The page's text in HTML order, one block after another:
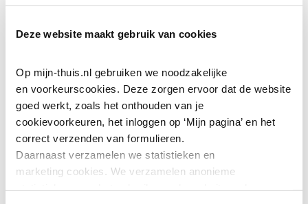
Deze website maakt gebruik van cookies
Op mijn-thuis.nl gebruiken we noodzakelijke
en voorkeurscookies. Deze zorgen ervoor dat de website
goed werkt, zoals het onthouden van je
cookievoorkeuren, het inloggen op ‘Mijn pagina’ en het
correct verzenden van formulieren.
Daarnaast verzamelen we statistieken en
marketing cookies. We verzamelen anonieme
huurders. Deze huurders wonen al 50 jaar bij ’thuis,
hen graag in het zonnetje met een gezellige feestdag.
De gasten werden warm ontvangen door collega’s van
Wonen. Daarna ging onze directeur-bestuurder Luc in
gesprek over het thema“Hoe bent u vroeger aan uw huis
gekomen?”De verhalen die loskwamen waren bijzonder,
herkenbaar en vaak ook erg grappig. Bijzonder om te